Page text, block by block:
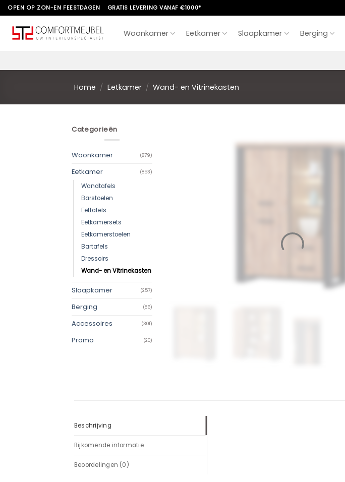
Skip
to
content
OPEN OP ZON-EN FEESTDAGEN GRATIS LEVERING VANAF €1000*
Woonkamer Eetkamer Slaapkamer Berging
Home / Eetkamer / Wand- en Vitrinekasten
Categorieën
Woonkamer (879)
Eetkamer (853)
Wandtafels
Barstoelen
Eettafels
Eetkamersets
Eetkamerstoelen
Bartafels
Dressoirs
Wand- en Vitrinekasten
Slaapkamer (257)
Berging (86)
Accessoires (301)
Promo (20)
Beschrijving
Bijkomende informatie
Beoordelingen (0)